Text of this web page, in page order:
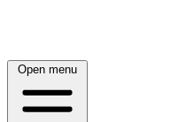
Open menu